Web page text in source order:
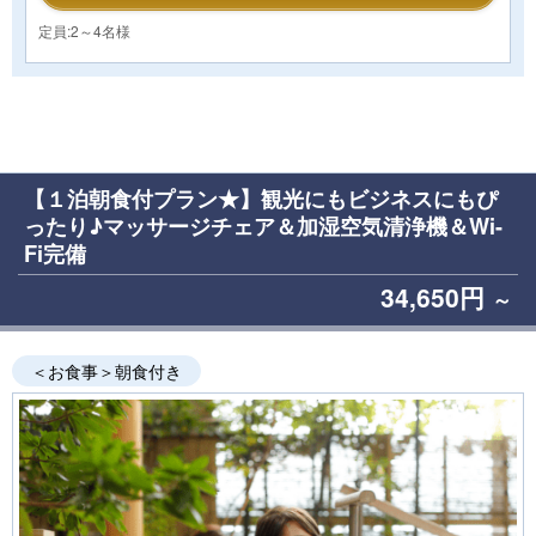
定員:2～4名様
【１泊朝食付プラン★】観光にもビジネスにもぴ
ったり♪マッサージチェア＆加湿空気清浄機＆Wi-
Fi完備
34,650円 ～
＜お食事＞朝食付き